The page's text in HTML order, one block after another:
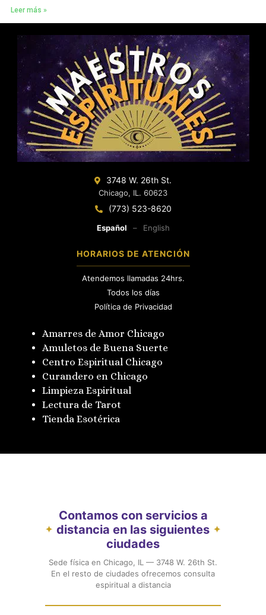
Leer más »
3748 W. 26th St.
Chicago, IL. 60623
(773) 523-8620
Español – English
HORARIOS DE ATENCIÓN
Atendemos llamadas 24hrs.
Todos los días
Política de Privacidad
Amarres de Amor Chicago
Amuletos de Buena Suerte
Centro Espiritual Chicago
Curandero en Chicago
Limpieza Espiritual
Lectura de Tarot
Tienda Esotérica
✦
Contamos con servicios a
distancia en las siguientes
ciudades
✦
Sede física en Chicago, IL — 3748 W. 26th St.
En el resto de ciudades ofrecemos consulta
espiritual a distancia